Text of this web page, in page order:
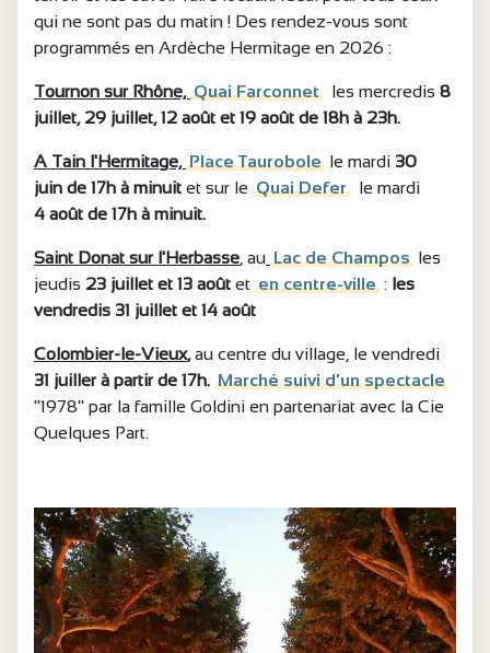
qui ne sont pas du matin ! Des rendez-vous sont
programmés en Ardèche Hermitage en 2026 :
Tournon sur Rhône, Quai Farconnet les mercredis 8
juillet, 29 juillet, 12 août et 19 août de 18h à 23h.
A Tain l'Hermitage, Place Taurobole le mardi 30
juin de 17h à minuit et sur le Quai Defer
le mardi
4 août de 17h à minuit.
Saint Donat sur l'Herbasse , au Lac de Champos les
jeudis 23 juillet et 13 août et en centre-ville : les
vendredis 31 juillet et 14 août
Colombier-le-Vieux,au centre du village, le vendredi
31 juiller à partir de 17h. Marché suivi d'un spectacle
"1978" par la famille Goldini en partenariat avec la Cie
Quelques Part.